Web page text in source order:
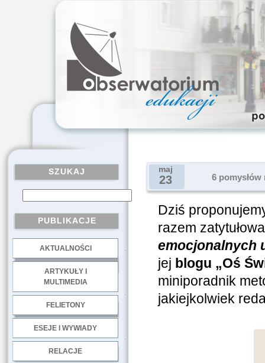
SZUKAJ
PUBLIKACJE
AKTUALNOŚCI
ARTYKUŁY I
MULTIMEDIA
FELIETONY
ESEJE I WYWIADY
RELACJE
maj
23 6
Dziś
razem
emocjonalnych
jej blogu „Oś
miniporadnik
jakiejkolwiek